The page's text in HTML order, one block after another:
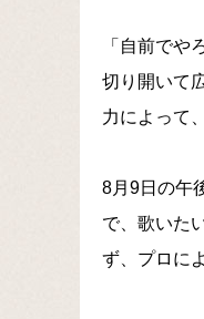
「自前でや
切り開いて
力によって
8月9日の午
で、歌いた
ず、プロに